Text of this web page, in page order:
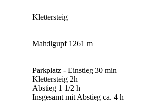
Klettersteig
Mahdlgupf 1261 m
Parkplatz - Einstieg 30 min
Klettersteig 2h
Abstieg 1 1/2 h
Insgesamt mit Abstieg ca. 4 h